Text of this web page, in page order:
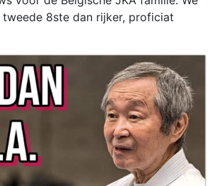
tweede 8ste dan rijker, proficiat